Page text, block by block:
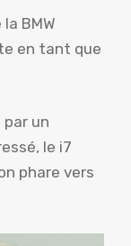
BMW
en tant que
par un
le i7
phare vers